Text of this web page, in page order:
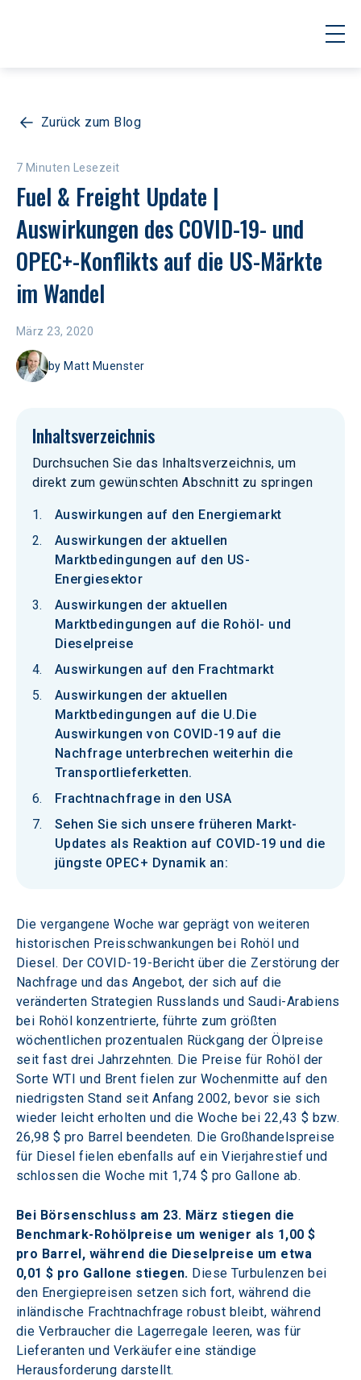
Zurück zum Blog
7 Minuten Lesezeit
Fuel & Freight Update |
Auswirkungen des COVID-19- und
OPEC+-Konflikts auf die US-Märkte
im Wandel
März 23, 2020
by Matt Muenster
Inhaltsverzeichnis
Durchsuchen Sie das Inhaltsverzeichnis, um
direkt zum gewünschten Abschnitt zu springen
Auswirkungen auf den Energiemarkt
Auswirkungen der aktuellen
Marktbedingungen auf den US-
Energiesektor
Auswirkungen der aktuellen
Marktbedingungen auf die Rohöl- und
Dieselpreise
Auswirkungen auf den Frachtmarkt
Auswirkungen der aktuellen
Marktbedingungen auf die U.Die
Auswirkungen von COVID-19 auf die
Nachfrage unterbrechen weiterhin die
Transportlieferketten.
Frachtnachfrage in den USA
Sehen Sie sich unsere früheren Markt-
Updates als Reaktion auf COVID-19 und die
jüngste OPEC+ Dynamik an:
Die vergangene Woche war geprägt von weiteren
historischen Preisschwankungen bei Rohöl und
Diesel. Der COVID-19-Bericht über die Zerstörung der
Nachfrage und das Angebot, der sich auf die
veränderten Strategien Russlands und Saudi-Arabiens
bei Rohöl konzentrierte, führte zum größten
wöchentlichen prozentualen Rückgang der Ölpreise
seit fast drei Jahrzehnten. Die Preise für Rohöl der
Sorte WTI und Brent fielen zur Wochenmitte auf den
niedrigsten Stand seit Anfang 2002, bevor sie sich
wieder leicht erholten und die Woche bei 22,43 $ bzw.
26,98 $ pro Barrel beendeten. Die Großhandelspreise
für Diesel fielen ebenfalls auf ein Vierjahrestief und
schlossen die Woche mit 1,74 $ pro Gallone ab.
Bei Börsenschluss am 23. März stiegen die
Benchmark-Rohölpreise um weniger als 1,00 $
pro Barrel, während die Dieselpreise um etwa
0,01 $ pro Gallone stiegen. Diese Turbulenzen bei
den Energiepreisen setzen sich fort, während die
inländische Frachtnachfrage robust bleibt, während
die Verbraucher die Lagerregale leeren, was für
Lieferanten und Verkäufer eine ständige
Herausforderung darstellt.